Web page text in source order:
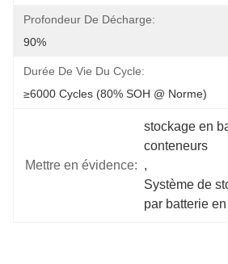
Profondeur De Décharge:
90%
Durée De Vie Du Cycle:
≥6000 Cycles (80% SOH @ Norme)
Mettre en évidence:
stockage en
conteneurs
,
Système de
par batterie